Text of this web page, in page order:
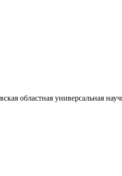
областная универсальная